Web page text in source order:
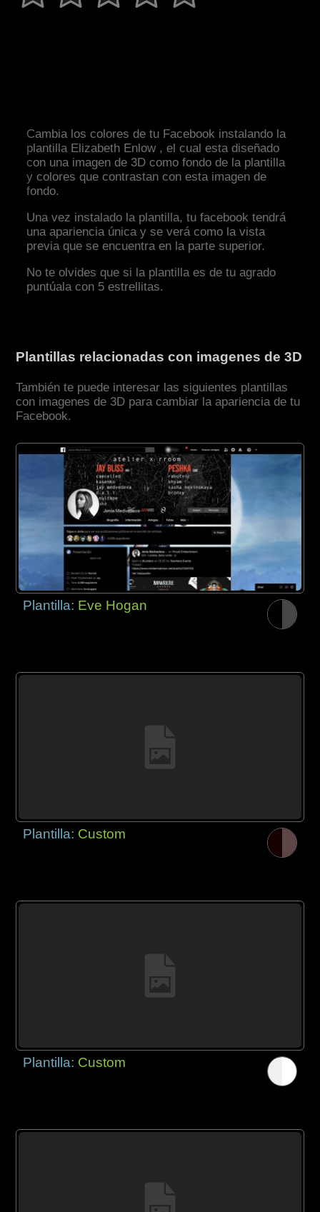
Cambia los colores de tu Facebook instalando la
plantilla Elizabeth Enlow , el cual esta diseñado
con una imagen de 3D como fondo de la plantilla
y colores que contrastan con esta imagen de
fondo.
Una vez instalado la plantilla, tu facebook tendrá
una apariencia única y se verá como la vista
previa que se encuentra en la parte superior.
No te olvides que si la plantilla es de tu agrado
puntúala con 5 estrellitas.
Plantillas relacionadas con imagenes de 3D
También te puede interesar las siguientes plantillas
con imagenes de 3D para cambiar la apariencia de tu
Facebook.
Plantilla: Eve Hogan
Plantilla: Custom
Plantilla: Custom